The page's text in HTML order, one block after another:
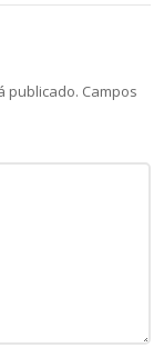
publicado. Campos